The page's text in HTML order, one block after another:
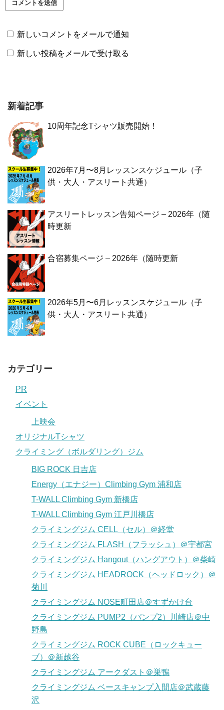
新しいコメントをメールで通知
新しい投稿をメールで受け取る
新着記事
10周年記念Tシャツ販売開始！
2026年7月〜8月レッスンスケジュール（子
供・大人・アスリート共通）
アスリートレッスン告知ページ – 2026年（随
時更新
合宿募集ページ – 2026年（随時更新
2026年5月〜6月レッスンスケジュール（子
供・大人・アスリート共通）
カテゴリー
PR
イベント
上映会
オリジナルTシャツ
クライミング（ボルダリング）ジム
BIG ROCK 日吉店
Energy（エナジー）Climbing Gym 浦和店
T-WALL Climbing Gym 新橋店
T-WALL Climbing Gym 江戸川橋店
クライミングジム CELL（セル）＠経堂
クライミングジム FLASH（フラッシュ）＠宇都宮
クライミングジム Hangout（ハングアウト）＠柴崎
クライミングジム HEADROCK（ヘッドロック）＠
菊川
クライミングジム NOSE町田店＠すずかけ台
クライミングジム PUMP2（パンプ2）川崎店＠中
野島
クライミングジム ROCK CUBE（ロックキュー
ブ）＠新越谷
クライミングジム アークダスト＠巣鴨
クライミングジム ベースキャンプ入間店＠武蔵藤
沢